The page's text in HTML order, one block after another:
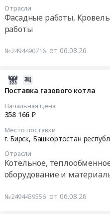
Финансы, Страхование,
Одежда, Средства защиты,
Энергетика
Прочее оборудование и
Обучение, Научная
Отрасли
Фасадные работы,
работы
№2494490716 от 06.08.26
Поставка газового котла
Начальная цена
358 166 ₽
Место поставки
г. Бирск, Башкортостан
Отрасли
Котельное,
оборудование и
№2494459556 от 06.08.26